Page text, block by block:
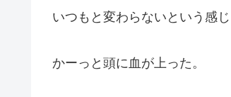
いつもと変わらないという感じ
かーっと頭に血が上った。